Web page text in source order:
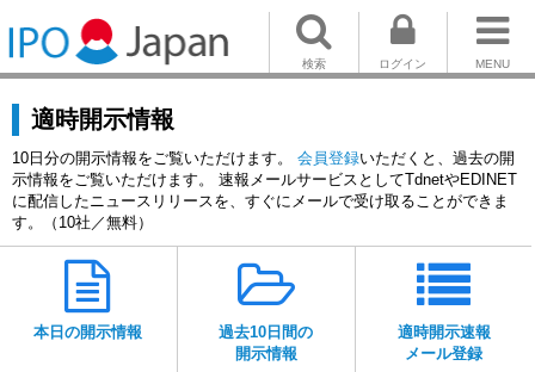
MENU
ログイン
検索
適時開示情報
10日分の開示情報をご覧いただけます。 会員登録いただくと、過去の開
示情報をご覧いただけます。 速報メールサービスとしてTdnetやEDINET
に配信したニュースリリースを、すぐにメールで受け取ることができま
す。（10社／無料）
本日の開示情報
過去10日間の
開示情報
適時開示速報
メール登録